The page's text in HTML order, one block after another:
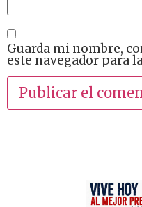
Guarda mi nombre,
este navegador para